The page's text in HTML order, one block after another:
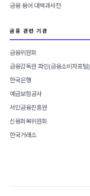
금융 용어 대백과사전
금융 관련 기관
금융위원회
금융감독원 파인(금융소비자포털)
한국은행
예금보험공사
서민금융진흥원
신용회복위원회
한국거래소